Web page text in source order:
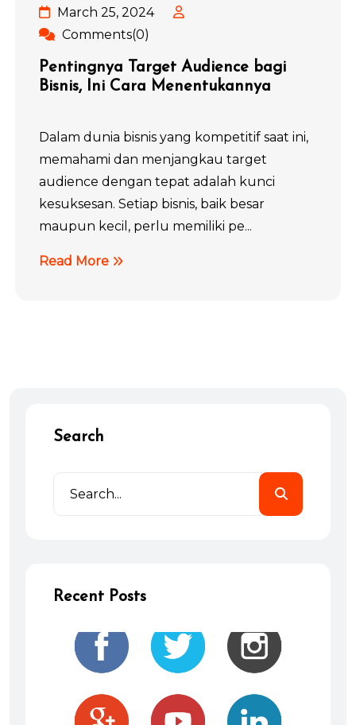
March 25, 2024
Comments(0)
Pentingnya Target Audience bagi
Bisnis, Ini Cara Menentukannya
Dalam dunia bisnis yang kompetitif saat ini,
memahami dan menjangkau target
audience dengan tepat adalah kunci
kesuksesan. Setiap bisnis, baik besar
maupun kecil, perlu memiliki pe...
Read More
Search
Recent Posts